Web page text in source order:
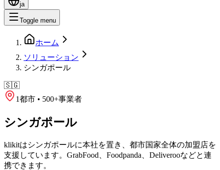
ja
Toggle menu
ホーム
ソリューション
シンガポール
🇸🇬
1都市 • 500+事業者
シンガポール
klikitはシンガポールに本社を置き、都市国家全体の加盟店を
支援しています。GrabFood、Foodpanda、Deliverooなどと連
携できます。